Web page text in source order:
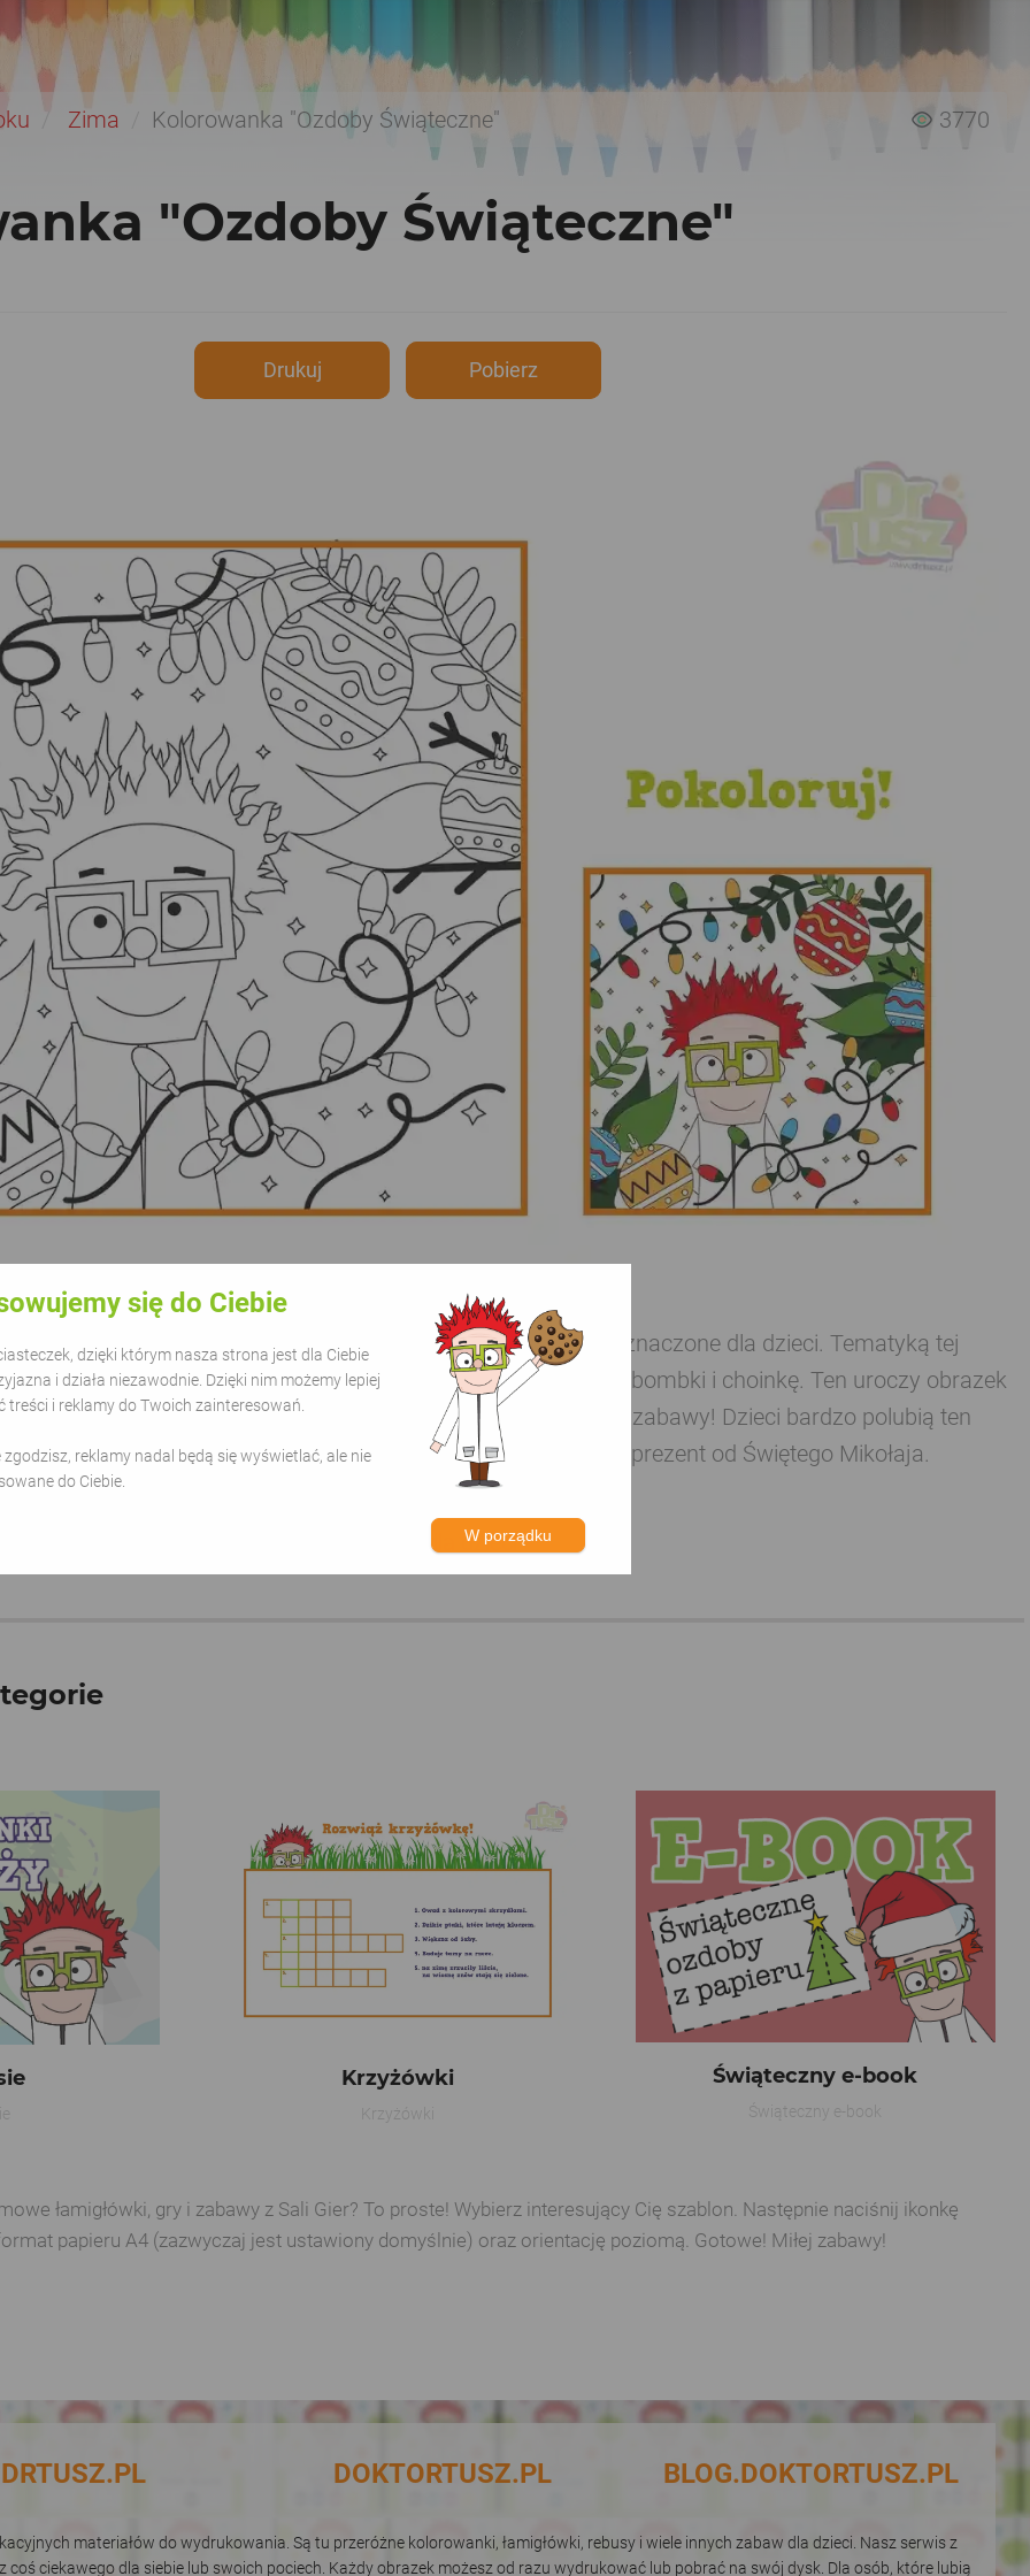
się do Ciebie
dzięki którym nasza strona jest dla Ciebie
i działa niezawodnie. Dzięki nim możemy lepiej
treści i reklamy do Twoich zainteresowań.
zgodzisz, reklamy nadal będą się wyświetlać, ale nie
do Ciebie.
W porządku
Zima Kolorowanka "Ozdoby Świąteczne" 3770
"Ozdoby Świąteczne"
Drukuj Pobierz
"Ozdoby Świąteczne" to darmowe materiały do druku przeznaczone dla dzieci. Tematyką tej
zimowe, a obrazek przedstawia ozdoby świąteczne: lampki, bombki i choinkę. Ten uroczy obrazek
okazją do wspólnego spędzenia czasu oraz nauki poprzez zabawy! Dzieci bardzo polubią ten
i pokolorują go na swoje gusta! Wspaniale sprawdzi się jako prezent od Świętego Mikołaja.
#dla dzieci
Krzyżówki
Krzyżówki
Świąteczny e-book
Świąteczny e-book
łamigłówki, gry i zabawy z Sali Gier? To proste! Wybierz interesujący Cię szablon. Następnie naciśnij ikonkę
papieru A4 (zazwyczaj jest ustawiony domyślnie) oraz orientację poziomą. Gotowe! Miłej zabawy!
DRTUSZ.PL DOKTORTUSZ.PL BLOG.DOKTORTUSZ.PL
materiałów do wydrukowania. Są tu przeróżne kolorowanki, łamigłówki, rebusy i wiele innych zabaw dla dzieci. Nasz serwis z
ciekawego dla siebie lub swoich pociech. Każdy obrazek możesz od razu wydrukować lub pobrać na swój dysk. Dla osób, które lubią